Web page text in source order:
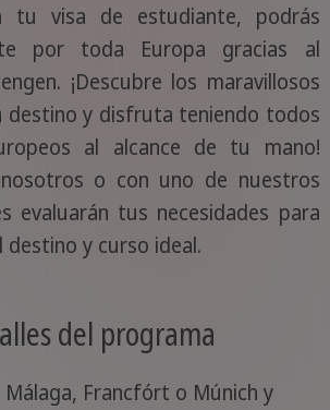
tu visa de estudiante, podrás
por toda Europa gracias al
¡Descubre los maravillosos
destino y disfruta teniendo todos
al alcance de tu mano!
o con uno de nuestros
evaluarán tus necesidades para
y curso ideal.
del programa
Francfórt o Múnich y